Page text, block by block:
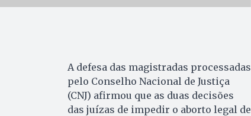
A defesa das magistradas processadas
pelo Conselho Nacional de Justiça
(CNJ) afirmou que as duas decisões
das juízas de impedir o aborto legal de